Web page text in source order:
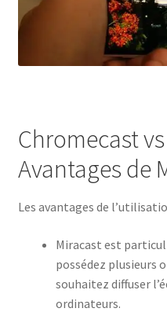
Chromecast
Avantages de
Les avantages de
Miracast est
possédez plusieurs
souhaitez diffuser
ordinateurs.